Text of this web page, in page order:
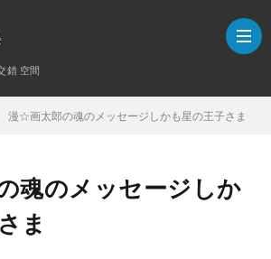
錯 空間
漫☆画太郎の魂のメッセージしかも星の王子さま
魂のメッセージしか
ま